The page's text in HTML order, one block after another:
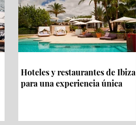
Hoteles y restaurantes de Ibiza
para una experiencia única